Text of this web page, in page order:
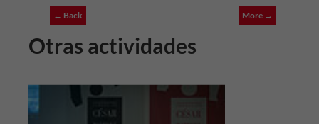
More →
← Back
Otras actividades